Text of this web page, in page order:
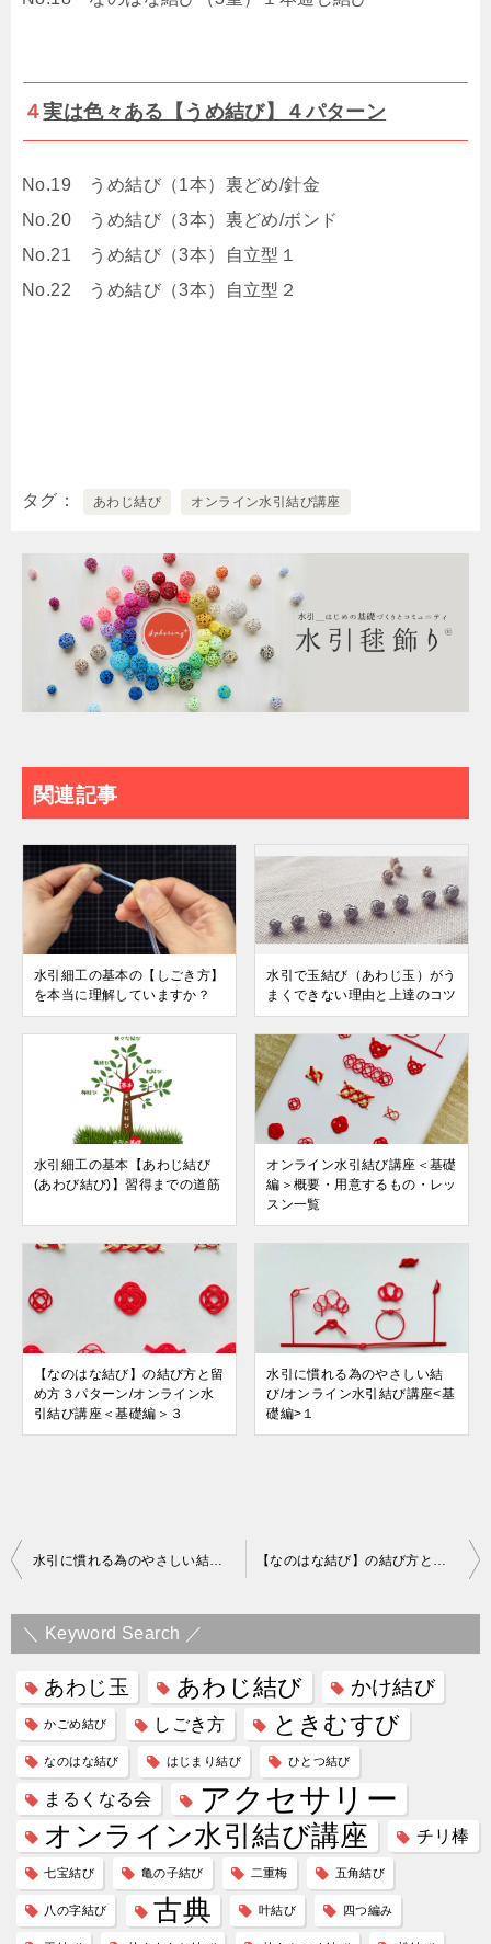
４実は色々ある【うめ結び】４パターン
No.19 うめ結び（1本）裏どめ/針金
No.20 うめ結び（3本）裏どめ/ボンド
No.21 うめ結び（3本）自立型１
No.22 うめ結び（3本）自立型２
タグ あわじ結び オンライン水引結び講座
関連記事
水引細工の基本の【しごき方】
を本当に理解していますか？
水引で玉結び（あわじ玉）がう
まくできない理由と上達のコツ
水引細工の基本【あわじ結び
(あわび結び)】習得までの道筋
オンライン水引結び講座＜基礎
編＞概要・用意するもの・レッ
スン一覧
【なのはな結び】の結び方と留
め方３パターン/オンライン水
引結び講座＜基礎編＞３
水引に慣れる為のやさしい結
び/オンライン水引結び講座<基
礎編>１
投
ナ
ゲ
ー
シ
ョ
ン
水引に慣れる為のやさしい結び/オンライン水引結び講座<基礎編>１ 【なのはな結び】の結び方と留め方３パターン/オンライン水引結び講座＜基礎編＞３
＼ Keyword Search ／
あわじ玉 あわじ結び かけ結び
かごめ結び しごき方 ときむすび
なのはな結び はじまり結び ひとつ結び
まるくなる会 アクセサリー
オンライン水引結び講座 チリ棒
七宝結び 亀の子結び 二重梅 五角結び
八の字結び 古典 叶結び 四つ編み